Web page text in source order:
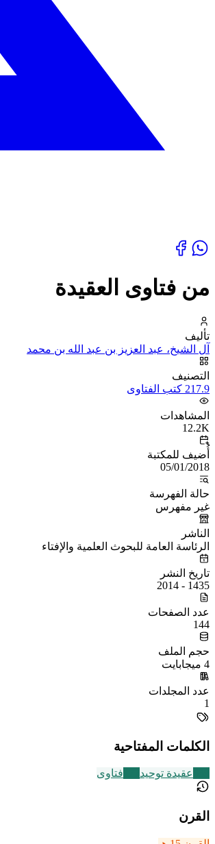
من فتاوى العقيدة
تأليف
آل الشيخ، عبد العزيز بن عبد الله بن محمد
التصنيف
217.9 كتب الفتاوى
المشاهدات
12.2K
أُضيف للمكتبة
05/01/2018
حالة الفهرسة
غير مفهرس
الناشر
الرئاسة العامة للبحوث العلمية والإفتاء
تاريخ النشر
1435 - 2014
عدد الصفحات
144
حجم الملف
4 ميجابايت
عدد المجلدات
1
الكلمات المفتاحية
عقيدة توحيد فتاوى
القرن